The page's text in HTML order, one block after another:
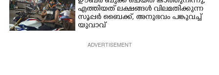
എത്തിയത് ലക്ഷങ്ങൾ വിലമതിക്കുന്ന
സൂപ്പർ ബൈക്ക്,​ അനുഭവം പങ്കുവച്ച്
യുവാവ്
ADVERTISEMENT